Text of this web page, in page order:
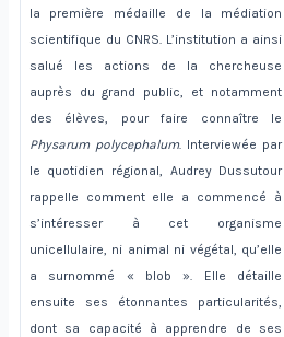
la première médaille de la médiation
scientifique du CNRS. L’institution a ainsi
salué les actions de la chercheuse
auprès du grand public, et notamment
des élèves, pour faire connaître le
Physarum polycephalum. Interviewée par
le quotidien régional, Audrey Dussutour
rappelle comment elle a commencé à
s’intéresser à cet organisme
unicellulaire, ni animal ni végétal, qu’elle
a surnommé « blob ». Elle détaille
ensuite ses étonnantes particularités,
dont sa capacité à apprendre de ses